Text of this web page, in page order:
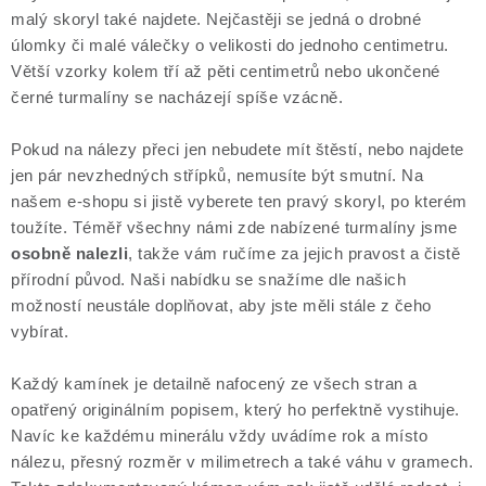
malý skoryl také najdete. Nejčastěji se jedná o drobné
úlomky či malé válečky o velikosti do jednoho centimetru.
Větší vzorky kolem tří až pěti centimetrů nebo ukončené
černé turmalíny se nacházejí spíše vzácně.
Pokud na nálezy přeci jen nebudete mít štěstí, nebo najdete
jen pár nevzhedných střípků, nemusíte být smutní. Na
našem e-shopu si jistě vyberete ten pravý skoryl, po kterém
toužíte. Téměř všechny námi zde nabízené turmalíny jsme
osobně nalezli, takže vám ručíme za jejich pravost a čistě
přírodní původ. Naši nabídku se snažíme dle našich
možností neustále doplňovat, aby jste měli stále z čeho
vybírat.
Každý kamínek je detailně nafocený ze všech stran a
opatřený originálním popisem, který ho perfektně vystihuje.
Navíc ke každému minerálu vždy uvádíme rok a místo
nálezu, přesný rozměr v milimetrech a také váhu v gramech.